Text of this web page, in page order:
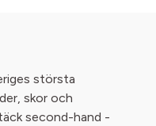
största
skor och
second-hand -